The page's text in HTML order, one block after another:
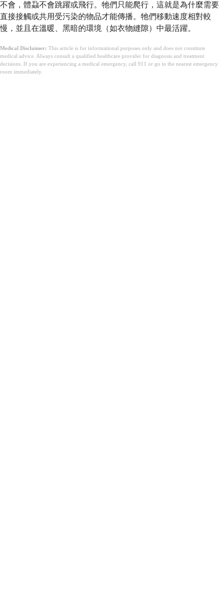
不會，體蝨不會跳躍或飛行。牠們只能爬行，這就是為什麼需要
直接接觸或共用受污染的物品才能傳播。牠們移動速度相對較
慢，並且在溫暖、黑暗的環境（如衣物縫隙）中最活躍。
Medical Disclaimer: This article is for informational purposes only and does not constitute
medical advice. Always consult a qualified healthcare provider for diagnosis and treatment
decisions. If you are experiencing a medical emergency, call 911 or go to the nearest emergency
room immediately.